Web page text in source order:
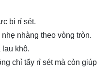
bị rỉ sét.
nhàng theo vòng tròn.
khô.
chỉ tẩy rỉ sét mà còn giúp